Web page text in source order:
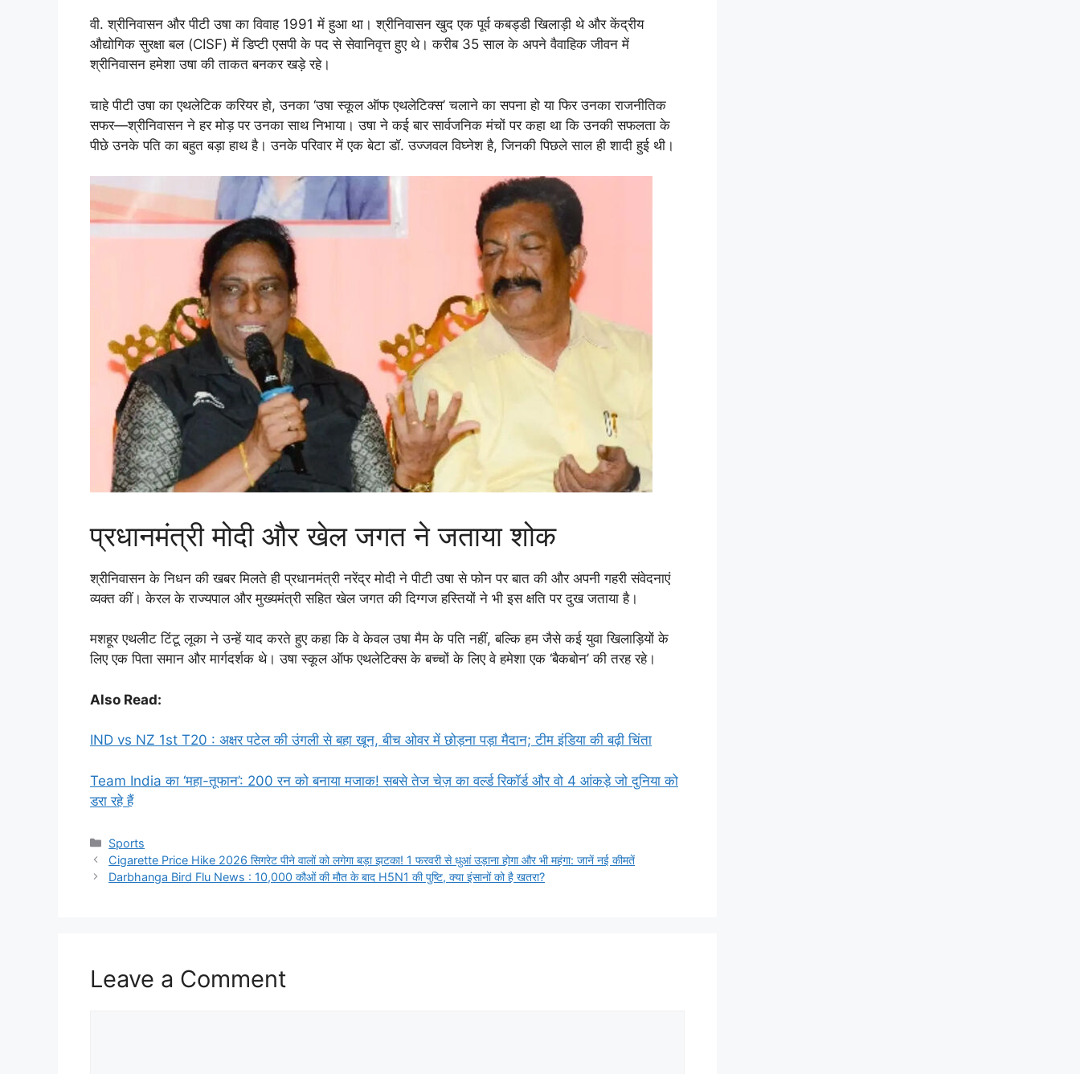
वी. श्रीनिवासन और पीटी उषा का विवाह 1991 में हुआ था। श्रीनिवासन खुद एक पूर्व कबड्डी खिलाड़ी थे और केंद्रीय
औद्योगिक सुरक्षा बल (CISF) में डिप्टी एसपी के पद से सेवानिवृत्त हुए थे। करीब 35 साल के अपने वैवाहिक जीवन में
श्रीनिवासन हमेशा उषा की ताकत बनकर खड़े रहे।
चाहे पीटी उषा का एथलेटिक करियर हो, उनका ‘उषा स्कूल ऑफ एथलेटिक्स’ चलाने का सपना हो या फिर उनका राजनीतिक
सफर—श्रीनिवासन ने हर मोड़ पर उनका साथ निभाया। उषा ने कई बार सार्वजनिक मंचों पर कहा था कि उनकी सफलता के
पीछे उनके पति का बहुत बड़ा हाथ है। उनके परिवार में एक बेटा डॉ. उज्जवल विघ्नेश है, जिनकी पिछले साल ही शादी हुई थी।
प्रधानमंत्री मोदी और खेल जगत ने जताया शोक
श्रीनिवासन के निधन की खबर मिलते ही प्रधानमंत्री नरेंद्र मोदी ने पीटी उषा से फोन पर बात की और अपनी गहरी संवेदनाएं
व्यक्त कीं। केरल के राज्यपाल और मुख्यमंत्री सहित खेल जगत की दिग्गज हस्तियों ने भी इस क्षति पर दुख जताया है।
मशहूर एथलीट टिंटू लूका ने उन्हें याद करते हुए कहा कि वे केवल उषा मैम के पति नहीं, बल्कि हम जैसे कई युवा खिलाड़ियों के
लिए एक पिता समान और मार्गदर्शक थे। उषा स्कूल ऑफ एथलेटिक्स के बच्चों के लिए वे हमेशा एक ‘बैकबोन’ की तरह रहे।
Also Read:
IND vs NZ 1st T20 : अक्षर पटेल की उंगली से बहा खून, बीच ओवर में छोड़ना पड़ा मैदान; टीम इंडिया की बढ़ी चिंता
Team India का ‘महा-तूफान’: 200 रन को बनाया मजाक! सबसे तेज चेज़ का वर्ल्ड रिकॉर्ड और वो 4 आंकड़े जो दुनिया को
डरा रहे हैं
Categories
Sports
Cigarette Price Hike 2026 सिगरेट पीने वालों को लगेगा बड़ा झटका! 1 फरवरी से धुआं उड़ाना होगा और भी महंगा: जानें नई कीमतें
Darbhanga Bird Flu News : 10,000 कौओं की मौत के बाद H5N1 की पुष्टि, क्या इंसानों को है खतरा?
Leave a Comment